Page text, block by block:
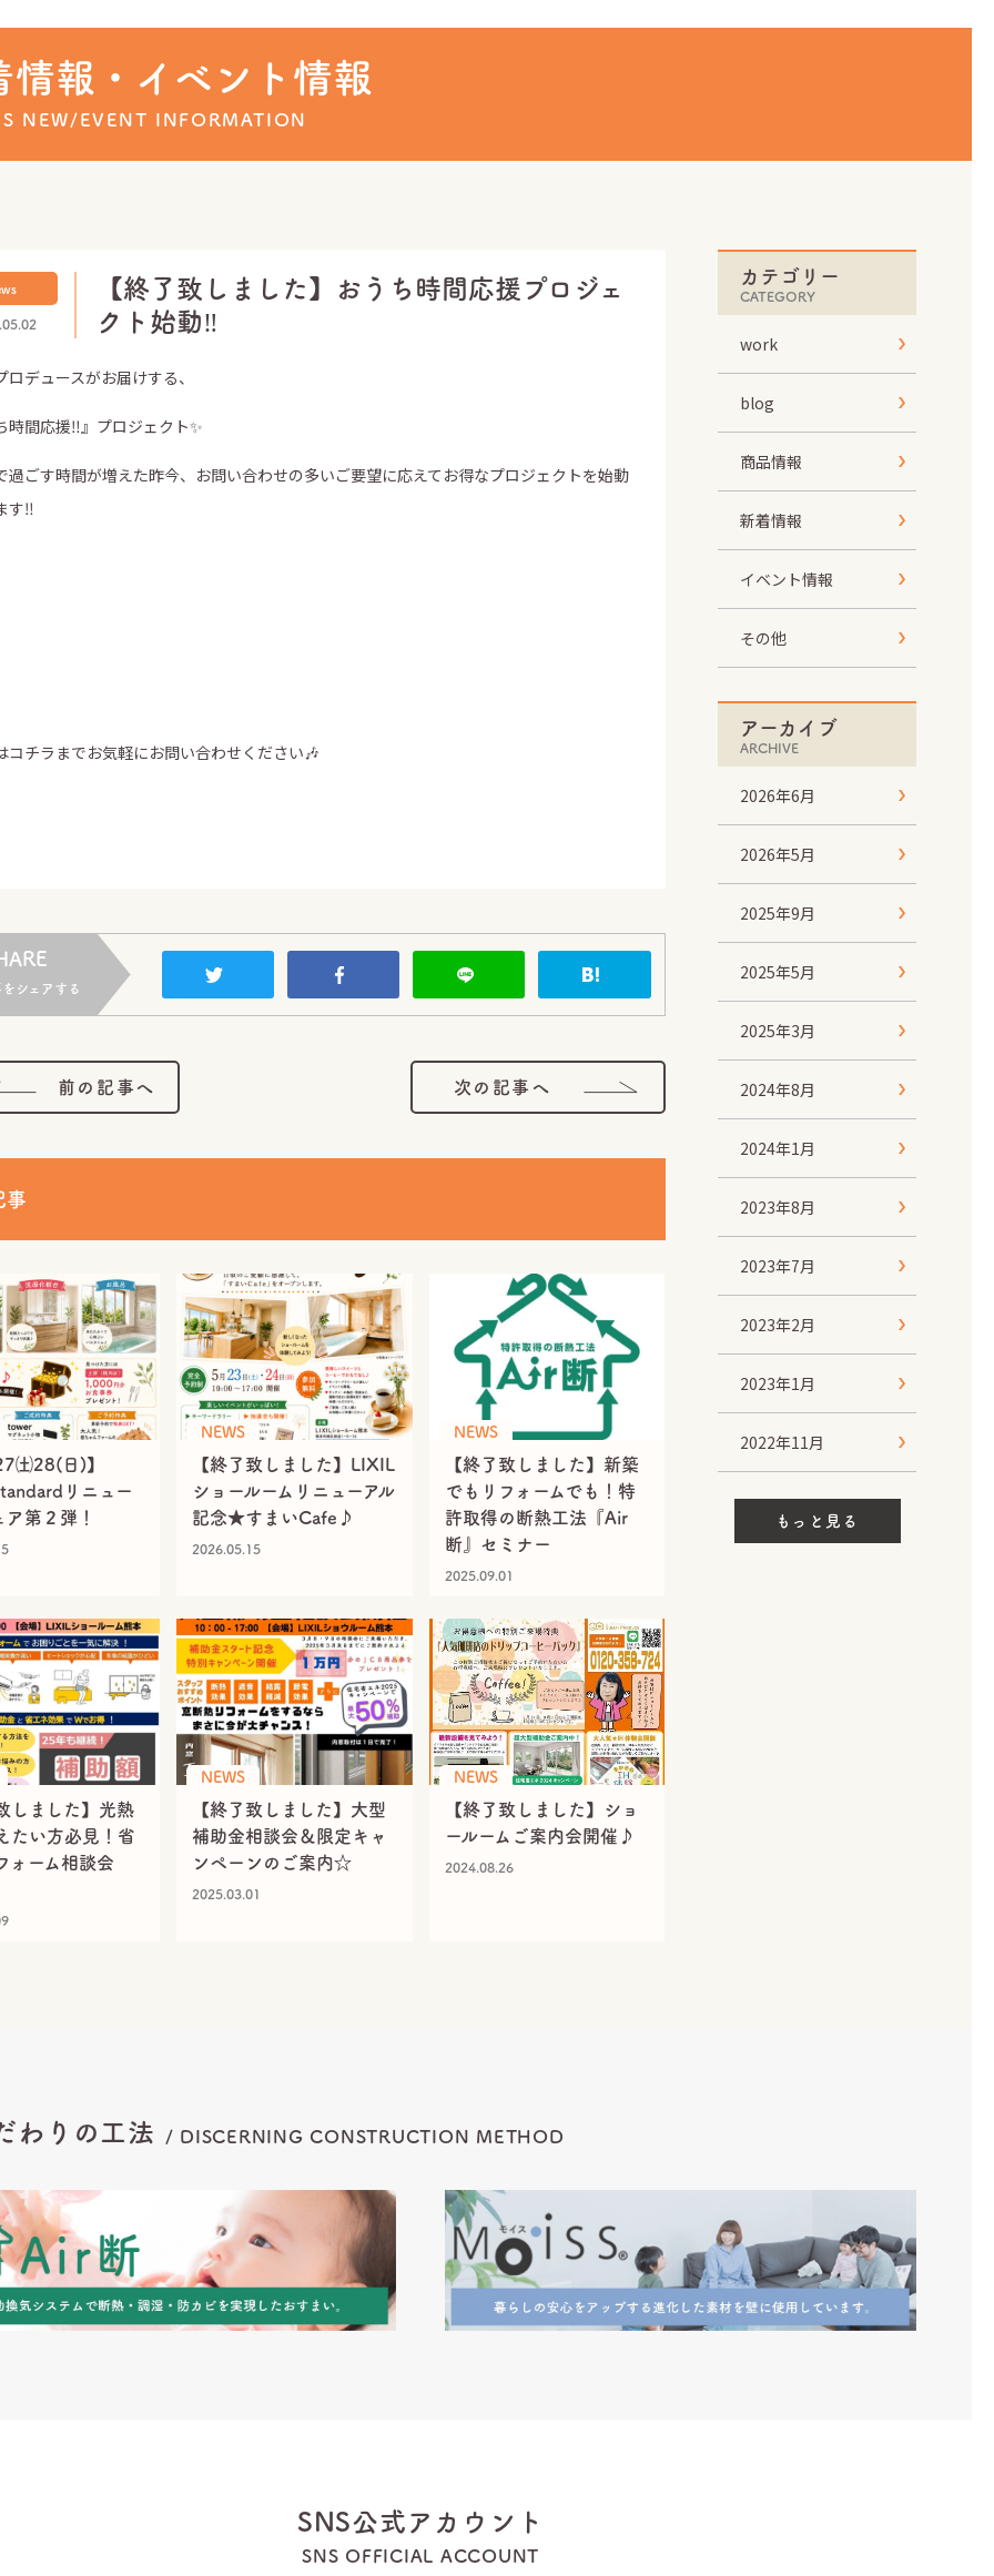
情報・イベント情報
NEW/EVENT INFORMATION
【終了致しました】おうち時間応援プロジェ
クト始動‼️
ロデュースがお届けする、
時間応援‼️』プロジェクト✨
過ごす時間が増えた昨今、お問い合わせの多いご要望に応えてお得なプロジェクトを始動
す‼️
コチラ までお気軽にお問い合わせください🎶
シェアする
前の記事へ 次の記事へ
事
㈯28(日)】
リニュー
ア第２弾！
NEWS
【終了致しました】LIXIL
ショールームリニューアル
記念★すまいCafe♪
2026.05.15
NEWS
【終了致しました】新築
でもリフォームでも！特
許取得の断熱工法『Air
断』セミナー
2025.09.01
しました】光熱
たい方必見！省
ォーム相談会
NEWS
【終了致しました】大型
補助金相談会＆限定キャ
ンペーンのご案内☆
2025.03.01
NEWS
【終了致しました】ショ
ールームご案内会開催♪
2024.08.26
カテゴリー
CATEGORY
work
blog
商品情報
新着情報
イベント情報
その他
アーカイブ
ARCHIVE
2026年6月
2026年5月
2025年9月
2025年5月
2025年3月
2024年8月
2024年1月
2023年8月
2023年7月
2023年2月
2023年1月
2022年11月
もっと見る
わりの工法 / DISCERNING CONSTRUCTION METHOD
SNS公式アカウント
SNS OFFICIAL ACCOUNT